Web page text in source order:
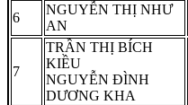
6
NGUYỄN THỊ NHƯ
AN
7
TRẦN THỊ BÍCH
KIỀU
NGUYỄN ĐÌNH
DƯƠNG KHA